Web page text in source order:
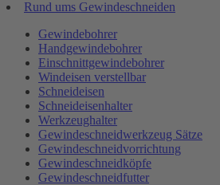
Rund ums Gewindeschneiden
Gewindebohrer
Handgewindebohrer
Einschnittgewindebohrer
Windeisen verstellbar
Schneideisen
Schneideisenhalter
Werkzeughalter
Gewindeschneidwerkzeug Sätze
Gewindeschneidvorrichtung
Gewindeschneidköpfe
Gewindeschneidfutter